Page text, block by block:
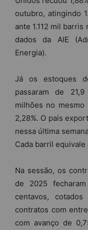
outubro, atingindo
ante 1.112 mil
dados da AIE
Energia).
Já os estoques
passaram de
milhões no mesmo
2,28%. O país
nessa última
Cada barril equivale
Na sessão, os
de 2025
centavos,
contratos com
com avanço de